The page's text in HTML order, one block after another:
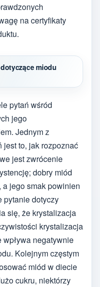
na certyfikaty
miodu
pytań wśród
jego
Jednym z
to, jak rozpoznać
jest zwrócenie
dobry miód
jego smak powinien
pytanie dotyczy
się, że krystalizacja
krystalizacja
negatywnie
Kolejnym częstym
miód w diecie
cukru, niektórzy